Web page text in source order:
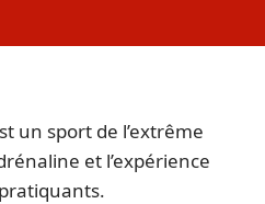
un sport de l’extrême
et l’expérience